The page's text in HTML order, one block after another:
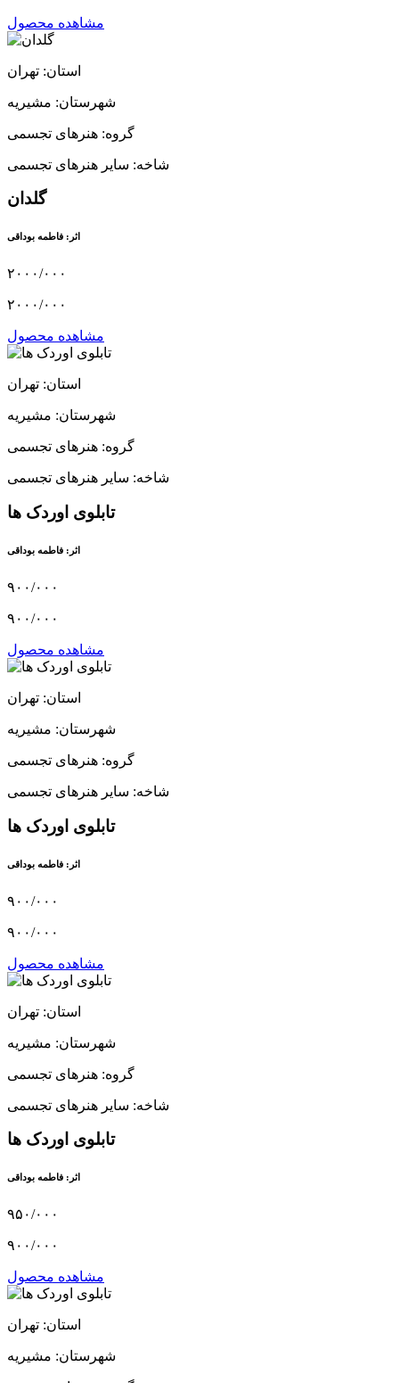
مشاهده محصول
استان: تهران
شهرستان: مشیریه
گروه: هنرهای تجسمی
شاخه: سایر هنرهای تجسمی
گلدان
اثر: فاطمه بوداقی
۲۰۰۰/۰۰۰
۲۰۰۰/۰۰۰
مشاهده محصول
استان: تهران
شهرستان: مشیریه
گروه: هنرهای تجسمی
شاخه: سایر هنرهای تجسمی
تابلوی اوردک ها
اثر: فاطمه بوداقی
۹۰۰/۰۰۰
۹۰۰/۰۰۰
مشاهده محصول
استان: تهران
شهرستان: مشیریه
گروه: هنرهای تجسمی
شاخه: سایر هنرهای تجسمی
تابلوی اوردک ها
اثر: فاطمه بوداقی
۹۰۰/۰۰۰
۹۰۰/۰۰۰
مشاهده محصول
استان: تهران
شهرستان: مشیریه
گروه: هنرهای تجسمی
شاخه: سایر هنرهای تجسمی
تابلوی اوردک ها
اثر: فاطمه بوداقی
۹۵۰/۰۰۰
۹۰۰/۰۰۰
مشاهده محصول
استان: تهران
شهرستان: مشیریه